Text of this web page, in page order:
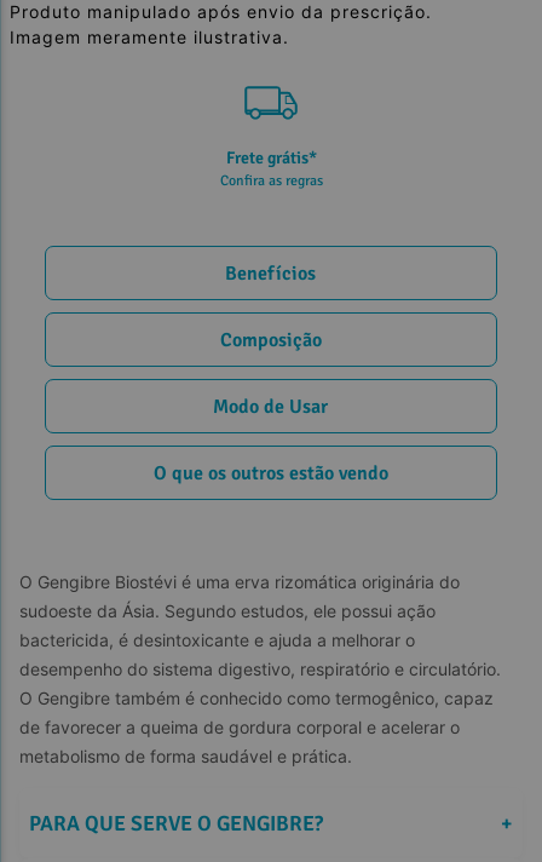
Produto manipulado após envio da prescrição.
Imagem meramente ilustrativa.
Frete grátis*
Confira as regras
Benefícios
Composição
Modo de Usar
O que os outros estão vendo
O Gengibre Biostévi é uma erva rizomática originária do
sudoeste da Ásia. Segundo estudos, ele possui ação
bactericida, é desintoxicante e ajuda a melhorar o
desempenho do sistema digestivo, respiratório e circulatório.
O Gengibre também é conhecido como termogênico, capaz
de favorecer a queima de gordura corporal e acelerar o
metabolismo de forma saudável e prática.
PARA QUE SERVE O GENGIBRE? +